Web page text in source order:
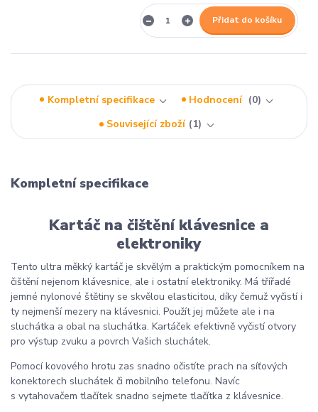
Přidat do košíku
Kompletní specifikace Hodnocení
0
Související zboží
1
Kompletní specifikace
Kartáč na čištění klávesnice a
elektroniky
Tento ultra měkký kartáč je skvělým a praktickým pomocníkem na
čištění nejenom klávesnice, ale i ostatní elektroniky. Má třířadé
jemné nylonové štětiny se skvělou elasticitou, díky čemuž vyčistí i
ty nejmenší mezery na klávesnici. Použít jej můžete ale i na
sluchátka a obal na sluchátka. Kartáček efektivně vyčistí otvory
pro výstup zvuku a povrch Vašich sluchátek.
Pomocí kovového hrotu zas snadno očistíte prach na síťových
konektorech sluchátek či mobilního telefonu. Navíc
s vytahovačem tlačítek snadno sejmete tlačítka z klávesnice.